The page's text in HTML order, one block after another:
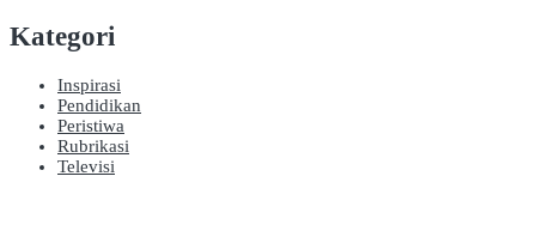
Kategori
Inspirasi
Pendidikan
Peristiwa
Rubrikasi
Televisi